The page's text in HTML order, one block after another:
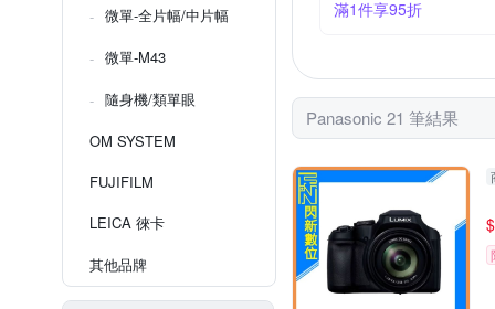
微單-全片幅/中片幅
微單-M43
隨身機/類單眼
OM SYSTEM
FUJIFILM
LEICA 徠卡
其他品牌
滿1件享95折
Panasonic 21 筆結果
$